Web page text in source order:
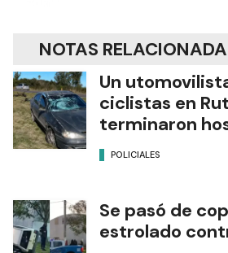
NOTAS
Un
ciclistas en
terminaron
POLICIALES
Se pasó de
estrolado